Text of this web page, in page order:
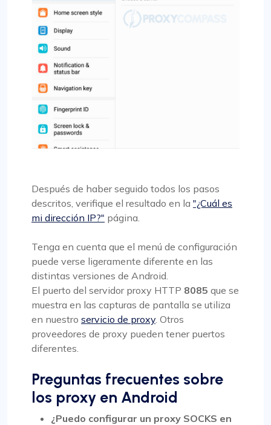
Después de haber seguido todos los pasos
descritos, verifique el resultado en la "¿Cuál es
mi dirección IP?" página.
Tenga en cuenta que el menú de configuración
puede verse ligeramente diferente en las
distintas versiones de Android.
El puerto del servidor proxy HTTP 8085 que se
muestra en las capturas de pantalla se utiliza
en nuestro servicio de proxy. Otros
proveedores de proxy pueden tener puertos
diferentes.
Preguntas frecuentes sobre
los proxy en Android
¿Puedo configurar un proxy SOCKS en